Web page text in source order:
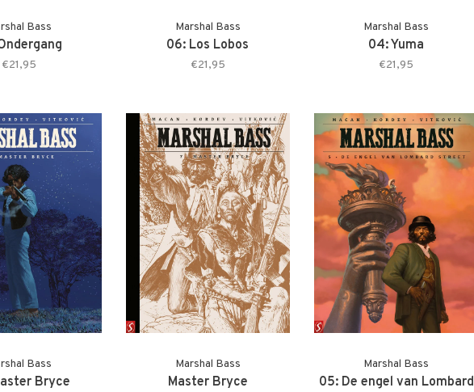
Bass
€21,95
Marshal Bass
06: Los Lobos
€21,95
Marshal Bass
04: Yuma
€21,95
Bass
Bryce
Marshal Bass
Master Bryce
Marshal Bass
05: De engel van Lombard